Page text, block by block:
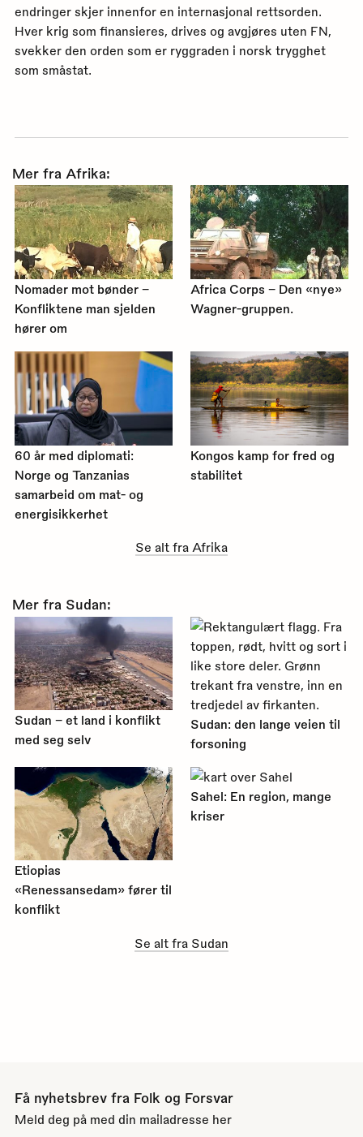
endringer skjer innenfor en internasjonal rettsorden.
Hver krig som finansieres, drives og avgjøres uten FN,
svekker den orden som er ryggraden i norsk trygghet
som småstat.
Mer fra Afrika:
Nomader mot bønder –
Konfliktene man sjelden
hører om
Africa Corps – Den «nye»
Wagner-gruppen.
60 år med diplomati:
Norge og Tanzanias
samarbeid om mat- og
energisikkerhet
Kongos kamp for fred og
stabilitet
Se alt fra Afrika
Mer fra Sudan:
Sudan – et land i konflikt
med seg selv
Sudan: den lange veien til
forsoning
Etiopias
«Renessansedam» fører til
konflikt
Sahel: En region, mange
kriser
Se alt fra Sudan
Få nyhetsbrev fra Folk og Forsvar
Meld deg på med din mailadresse her